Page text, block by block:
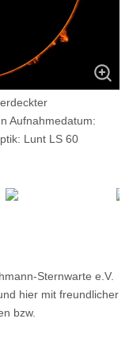
Aufnahmedatum:
Lunt LS 60
Sternwarte e.V.
hier mit freundlicher
bzw.